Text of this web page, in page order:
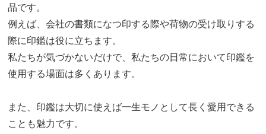
品です。
例えば、会社の書類になつ印する際や荷物の受け取りする
際に印鑑は役に立ちます。
私たちが気づかないだけで、私たちの日常において印鑑を
使用する場面は多くあります。
また、印鑑は大切に使えば一生モノとして長く愛用できる
ことも魅力です。